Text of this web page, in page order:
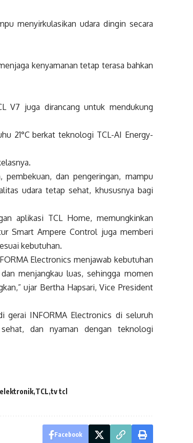
menyirkulasikan udara dingin secara
kenyamanan tetap terasa bahkan
V7 juga dirancang untuk mendukung
21°C berkat teknologi TCL-AI Energy-
dan pengeringan, mampu
udara tetap sehat, khususnya bagi
aplikasi TCL Home, memungkinkan
Smart Ampere Control juga memberi
kebutuhan.
Electronics menjawab kebutuhan
menjangkau luas, sehingga momen
ujar Bertha Hapsari, Vice President
gerai INFORMA Electronics di seluruh
dan nyaman dengan teknologi
TCL tv tcl
Facebook